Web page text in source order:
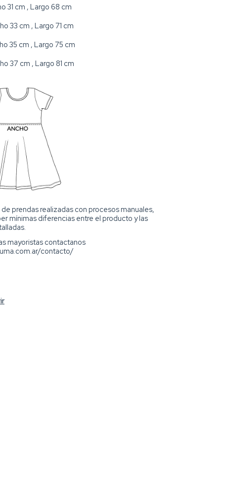
31 cm , Largo 68 cm
33 cm , Largo 71 cm
35 cm , Largo 75 cm
37 cm , Largo 81 cm
prendas realizadas con procesos manuales,
mínimas diferencias entre el producto y las
mayoristas contactanos
contacto/